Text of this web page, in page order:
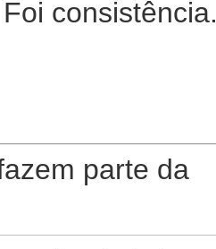
consistência.
parte da